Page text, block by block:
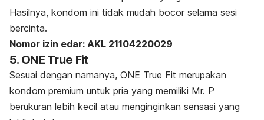
Hasilnya, kondom ini tidak mudah bocor selama sesi
bercinta.
Nomor izin edar: AKL 21104220029
5. ONE True Fit
Sesuai dengan namanya, ONE True Fit merupakan
kondom premium untuk pria yang memiliki Mr. P
berukuran lebih kecil atau menginginkan sensasi yang